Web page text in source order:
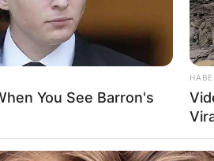
НАС: ГЛАДИАТОР
За нас
Политика на
You See Barron's